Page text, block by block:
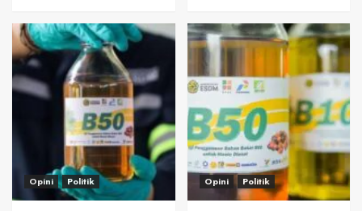
Opini Politik Opini Politik